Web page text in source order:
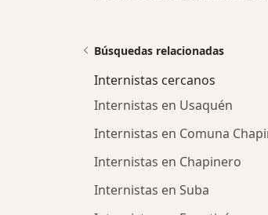
Búsquedas relacionadas
Internistas cercanos
Internistas en Usaquén
Internistas en Comuna
Internistas en Chapinero
Internistas en Suba